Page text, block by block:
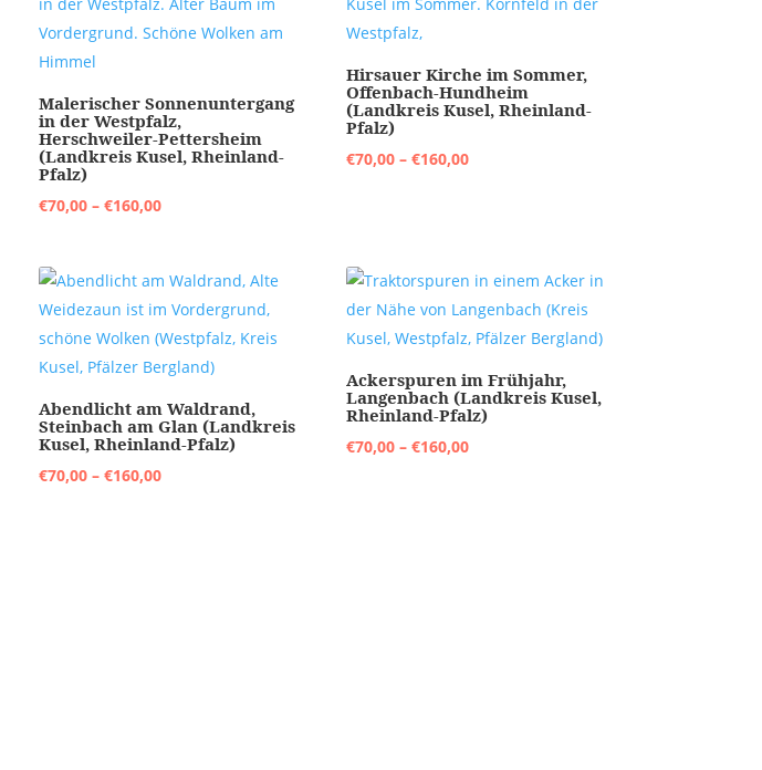
Malerischer Sonnenuntergang
in der Westpfalz,
Herschweiler-Pettersheim
(Landkreis Kusel, Rheinland-
Pfalz)
€70,00 –€160,00Preisspanne:
€160,00
Hirsauer Kirche im Sommer,
Offenbach-Hundheim
(Landkreis Kusel, Rheinland-
Pfalz)
€70,00 –€160,00Preisspanne:
Abendlicht am Waldrand,
Steinbach am Glan (Landkreis
Kusel, Rheinland-Pfalz)
€70,00 –€160,00Preisspanne:
Ackerspuren im Frühjahr,
Langenbach (Landkreis Kusel,
Rheinland-Pfalz)
€70,00 –€160,00Preisspanne: